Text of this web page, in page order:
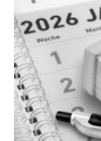
RAJ!
Žene u
ogledaju se,